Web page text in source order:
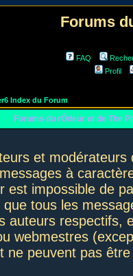
Forums
FAQ
Profil
Index du Forum
Forums du rÔdeur et de The
et
à
est impossible de
tous les
auteurs respectifs,
webmestres
ne peuvent pas